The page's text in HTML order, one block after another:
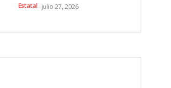
Estatal julio 27, 2026